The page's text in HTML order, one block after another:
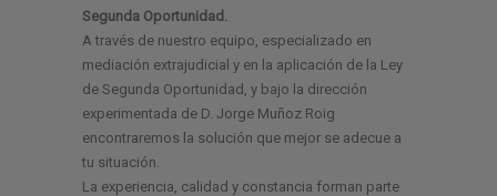
Segunda Oportunidad.
A través de nuestro equipo, especializado en
mediación extrajudicial y en la aplicación de la Ley
de Segunda Oportunidad, y bajo la dirección
experimentada de D. Jorge Muñoz Roig
encontraremos la solución que mejor se adecue a
tu situación.
La experiencia, calidad y constancia forman parte